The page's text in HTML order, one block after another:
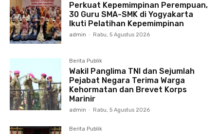
Perkuat Kepemimpinan Perempuan,
30 Guru SMA-SMK di Yogyakarta
Ikuti Pelatihan Kepemimpinan
admin - Rabu, 5 Agustus 2026
Berita Publik
Wakil Panglima TNI dan Sejumlah
Pejabat Negara Terima Warga
Kehormatan dan Brevet Korps
Marinir
admin - Rabu, 5 Agustus 2026
Berita Publik